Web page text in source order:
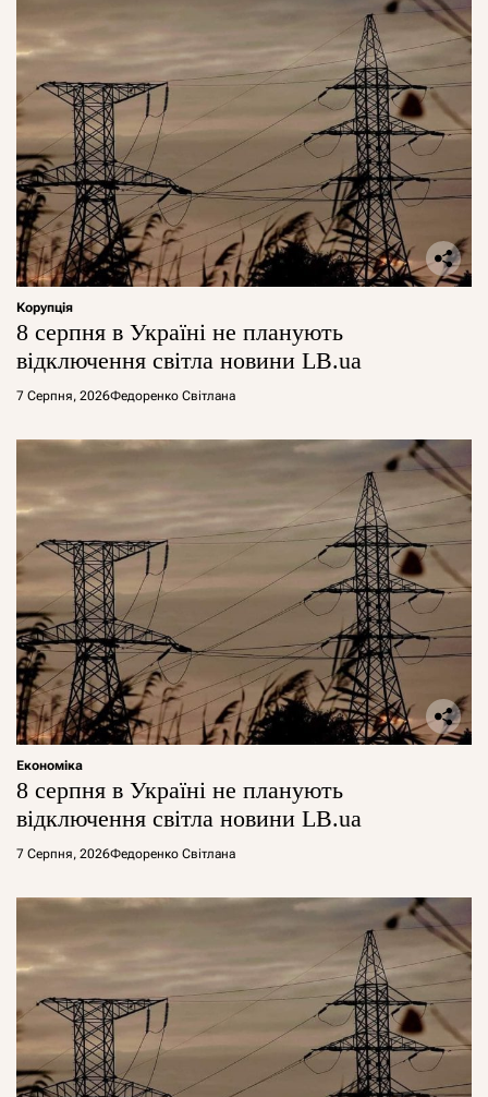
Корупція
8 серпня в Україні не планують
відключення світла новини LB.ua
7 Серпня, 2026Федоренко Світлана
Економіка
8 серпня в Україні не планують
відключення світла новини LB.ua
7 Серпня, 2026Федоренко Світлана